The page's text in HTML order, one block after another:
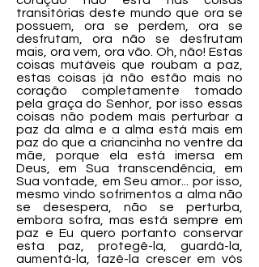
transitórias deste mundo que ora se
possuem, ora se perdem, ora se
desfrutam, ora não se desfrutam
mais, ora vem, ora vão. Oh, não! Estas
coisas mutáveis que roubam a paz,
estas coisas já não estão mais no
coração completamente tomado
pela graça do Senhor, por isso essas
coisas não podem mais perturbar a
paz da alma e a alma está mais em
paz do que a criancinha no ventre da
mãe, porque ela está imersa em
Deus, em Sua transcendência, em
Sua vontade, em Seu amor... por isso,
mesmo vindo sofrimentos a alma não
se desespera, não se perturba,
embora sofra, mas está sempre em
paz e Eu quero portanto conservar
esta paz, protegê-la, guardá-la,
aumentá-la, fazê-la crescer em vós